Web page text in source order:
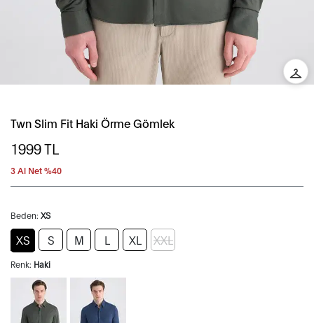
Twn Slim Fit Haki Örme Gömlek
1999TL
3 Al Net %40
Beden: XS
XS S M L XL XXL
Renk: Haki